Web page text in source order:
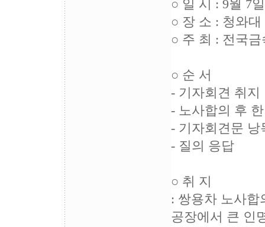
○ 일 시 : 9월 7
○ 장 소 : 청와
○ 주 최 : 전국
○ 순 서
- 기자회견 취지
- 노사합의 후
- 기자회견문 낭
- 질의 응답
○ 취 지
: 쌍용차 노사합
공장에서 큰 인